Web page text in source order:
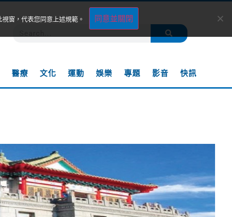
醫療 文化 運動 娛樂 專題 影音 快訊
窗，代表您同意上述規範。 同意並關閉